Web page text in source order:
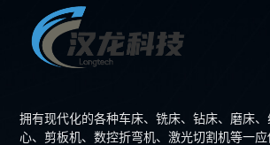
拥有现代化的各种车床、铣床、钻床、磨床
心、剪板机、数控折弯机、激光切割机等一